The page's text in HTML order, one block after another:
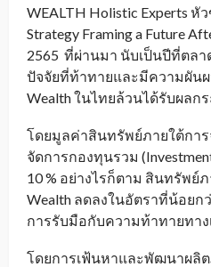
WEALTH Holistic Experts หั
Strategy Framing a Future
2565 ที่ผ่านมา นับเป็นปีที่ตล
ปัจจัยที่ท้าทายและมีความผัน
Wealth ในไทยล้วนได้รับผลก
โดยมูลค่าสินทรัพย์ภายใต้กา
จัดการกองทุนรวม
10 % อย่างไรก็ตาม สินทรัพย์
Wealth ลดลงในอัตราที่น้อยก
การรับมือกับความท้าทายทา
โดยการเฟ้นหาและพัฒนาผลิ